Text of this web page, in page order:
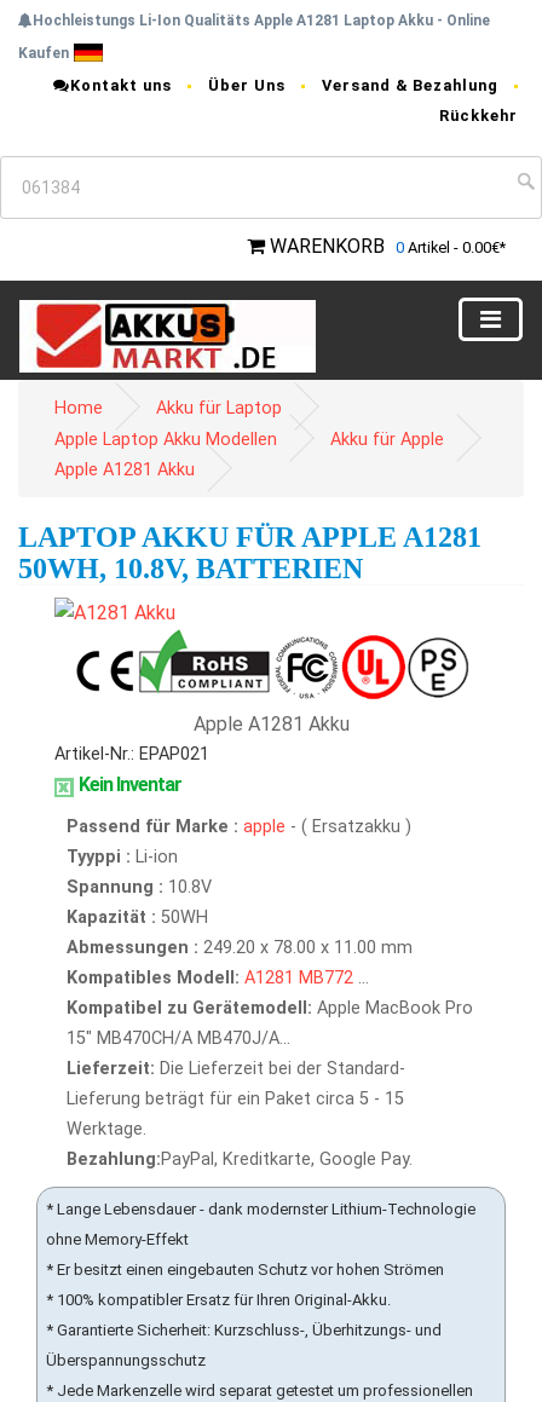
Hochleistungs Li-Ion Qualitäts Apple A1281 Laptop Akku - Online
Kaufen
Kontakt uns Über Uns
Versand & Bezahlung
Rückkehr
WARENKORB 0 Artikel - 0.00€*
Home
Akku für Laptop
Apple Laptop Akku Modellen
Akku für Apple
Apple A1281 Akku
LAPTOP AKKU FÜR APPLE A1281
50WH, 10.8V, BATTERIEN
Apple A1281 Akku
Artikel-Nr.: EPAP021
Kein Inventar
Passend für Marke : apple - ( Ersatzakku )
Tyyppi : Li-ion
Spannung : 10.8V
Kapazität : 50WH
Abmessungen : 249.20 x 78.00 x 11.00 mm
Kompatibles Modell: A1281 MB772 ...
Kompatibel zu Gerätemodell: Apple MacBook Pro
15" MB470CH/A MB470J/A...
Lieferzeit: Die Lieferzeit bei der Standard-
Lieferung beträgt für ein Paket circa 5 - 15
Werktage.
Bezahlung:PayPal, Kreditkarte, Google Pay.
* Lange Lebensdauer - dank modernster Lithium-Technologie
ohne Memory-Effekt
* Er besitzt einen eingebauten Schutz vor hohen Strömen
* 100% kompatibler Ersatz für Ihren Original-Akku.
* Garantierte Sicherheit: Kurzschluss-, Überhitzungs- und
Überspannungsschutz
* Jede Markenzelle wird separat getestet um professionellen